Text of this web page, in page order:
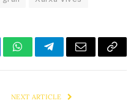
WhatsAppTelegramEmail Copy
NEXT ARTICLE